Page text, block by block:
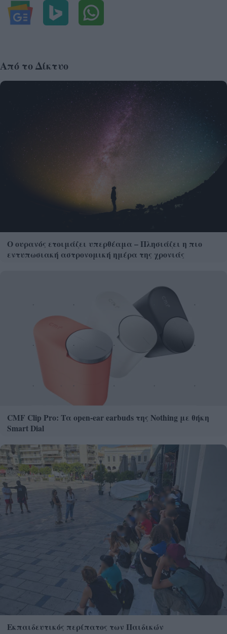
Από το Δίκτυο
Ο ουρανός ετοιμάζει υπερθέαμα – Πλησιάζει η πιο
εντυπωσιακή αστρονομική ημέρα της χρονιάς
CMF Clip Pro: Τα open-ear earbuds της Nothing με θήκη
Smart Dial
Εκπαιδευτικός περίπατος των Παιδικών